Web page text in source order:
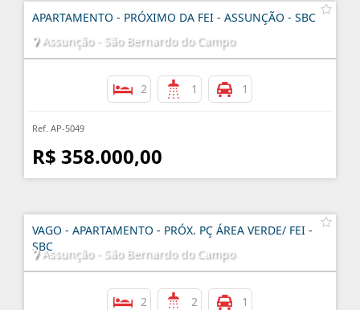
APARTAMENTO - PRÓXIMO DA FEI - ASSUNÇÃO - SBC
Assunção - São Bernardo do Campo
2 1 1
Ref. AP-5049
R$ 358.000,00
VAGO - APARTAMENTO - PRÓX. PÇ ÁREA VERDE/ FEI -
SBC
Assunção - São Bernardo do Campo
2 2 1